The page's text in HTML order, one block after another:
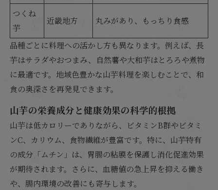
つくね
芋
近畿地方 丸みがあり、もっちり食感
品種ごとに料理への活かし方も異なります。例えば、長
芋はサラダやおつまみ、自然薯や大和芋はとろろや煮物
に最適です。地域色豊かな山芋料理を楽しむことで、和
食の奥深さを再発見できます。
山芋の栄養成分と健康効果の科学的根拠
山芋は低カロリーでありながら、ビタミンB群やビタミ
ンC、カリウム、食物繊維が豊富です。特に、山芋特有
の成分「ムチン」は、胃腸の粘膜を保護し消化促進効果
が期待されます。さらに、血糖値の急上昇を抑える働き
や、腸内環境の改善にも寄与します。